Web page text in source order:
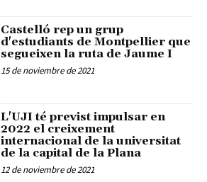
Castelló rep un grup
d'estudiants de Montpellier que
segueixen la ruta de Jaume I
15 de noviembre de 2021
L'UJI té previst impulsar en
2022 el creixement
internacional de la universitat
de la capital de la Plana
12 de noviembre de 2021